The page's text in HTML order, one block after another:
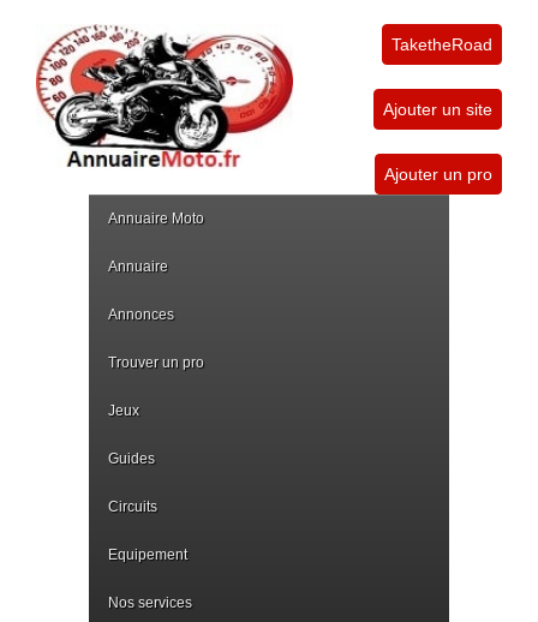
TaketheRoad
Ajouter un site
Ajouter un pro
Annuaire Moto
Annuaire
Annonces
Trouver un pro
Jeux
Guides
Circuits
Equipement
Nos services